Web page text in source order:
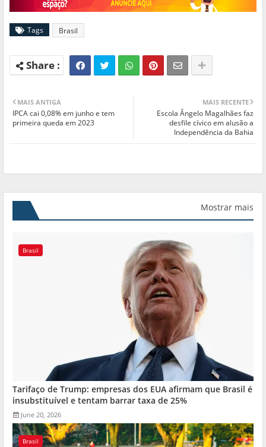
Tags Brasil
MAIS RECENTE
Escola Ângelo Magalhães faz
desfile cívico em alusão a
Independência da Bahia
MAIS ANTIGA
IPCA cai 0,08% em junho e tem
primeira queda em 2023
Mostrar mais
Brasil
Tarifaço de Trump: empresas dos EUA afirmam que Brasil é
insubstituível e tentam barrar taxa de 25%
June 20, 2026
Brasil